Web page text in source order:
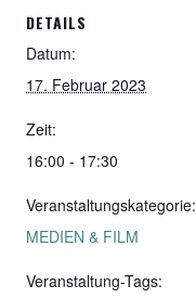
DETAILS
Datum:
17. Februar 2023
Zeit:
16:00 - 17:30
Veranstaltungskategorie:
MEDIEN & FILM
Veranstaltung-Tags: